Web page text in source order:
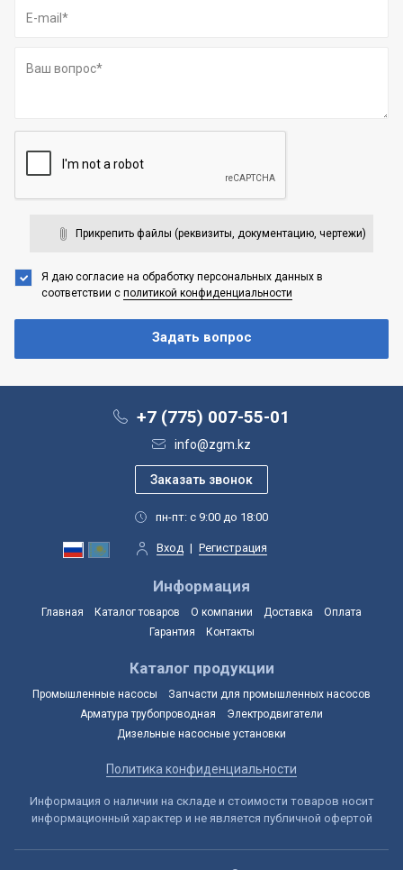
Прикрепить файлы (реквизиты, документацию, чертежи)
Я даю согласие на обработку персональных данных в
соответствии с политикой конфиденциальности
+7 (775) 007-55-01
info@zgm.kz
пн-пт: с 9:00 до 18:00
Вход | Регистрация
Информация
Главная Каталог товаров О компании Доставка
Оплата
Гарантия
Контакты
Каталог продукции
Промышленные насосы
Запчасти для промышленных насосов
Арматура трубопроводная
Электродвигатели
Дизельные насосные установки
Политика конфиденциальности
Информация о наличии на складе и стоимости товаров носит
информационный характер и не является публичной офертой